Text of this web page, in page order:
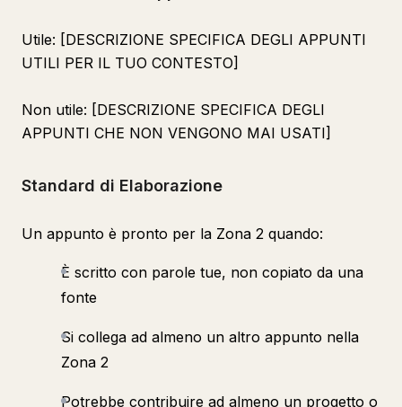
Utile: [DESCRIZIONE SPECIFICA DEGLI APPUNTI
UTILI PER IL TUO CONTESTO]
Non utile: [DESCRIZIONE SPECIFICA DEGLI
APPUNTI CHE NON VENGONO MAI USATI]
Standard di Elaborazione
Un appunto è pronto per la Zona 2 quando:
È scritto con parole tue, non copiato da una
fonte
Si collega ad almeno un altro appunto nella
Zona 2
Potrebbe contribuire ad almeno un progetto o